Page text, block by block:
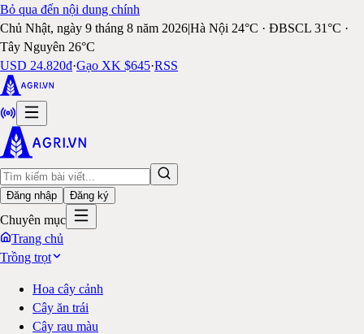
Bỏ qua đến nội dung chính
Chủ Nhật, ngày 9 tháng 8 năm 2026|Hà Nội 24°C · ĐBSCL 31°C ·
Tây Nguyên 26°C
USD 24.820đ·Gạo XK $645·RSS
Đăng nhập Đăng ký
Chuyên mục
Trang chủ
Trồng trọt
Hoa cây cảnh
Cây ăn trái
Cây rau màu